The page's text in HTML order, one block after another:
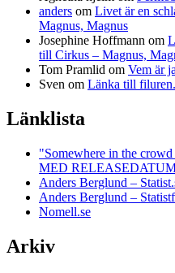
anders om Livet är en
Magnus, Magnus
Josephine Hoffmann om
till Cirkus – Magnus,
Tom Pramlid om Vem är
Sven om Länka till
Länklista
"Somewhere in the
MED
Anders Berglund –
Anders Berglund –
Nomell.se
Arkiv